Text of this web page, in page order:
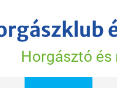
Horgásztó és